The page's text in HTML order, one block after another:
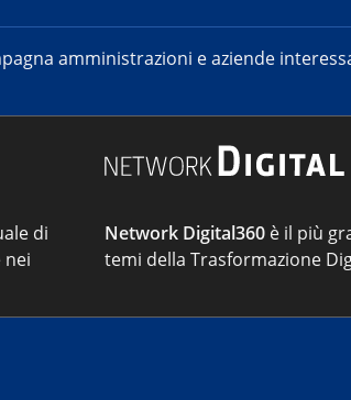
amministrazioni e aziende
di
Network Digital360 è il più
temi della Trasformazione